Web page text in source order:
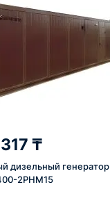
₸
дизельный генератор
2РНМ15